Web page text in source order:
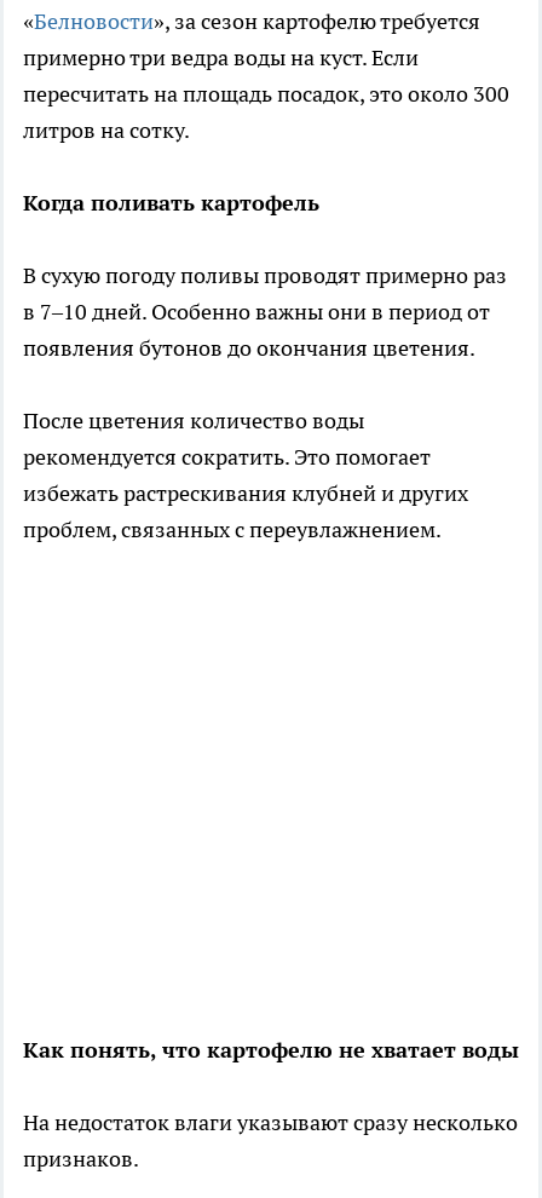
«Белновости», за сезон картофелю требуется
примерно три ведра воды на куст. Если
пересчитать на площадь посадок, это около 300
литров на сотку.
Когда поливать картофель
В сухую погоду поливы проводят примерно раз
в 7–10 дней. Особенно важны они в период от
появления бутонов до окончания цветения.
После цветения количество воды
рекомендуется сократить. Это помогает
избежать растрескивания клубней и других
проблем, связанных с переувлажнением.
Как понять, что картофелю не хватает воды
На недостаток влаги указывают сразу несколько
признаков.